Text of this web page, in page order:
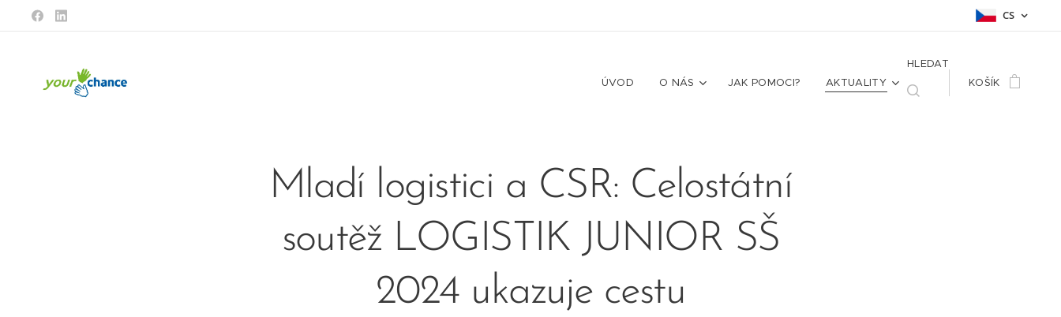
CS
ÚVOD O NÁS JAK POMOCI? AKTUALITY
HLEDAT
KOŠÍK
Mladí logistici a CSR: Celostátní
soutěž LOGISTIK JUNIOR SŠ
2024 ukazuje cestu